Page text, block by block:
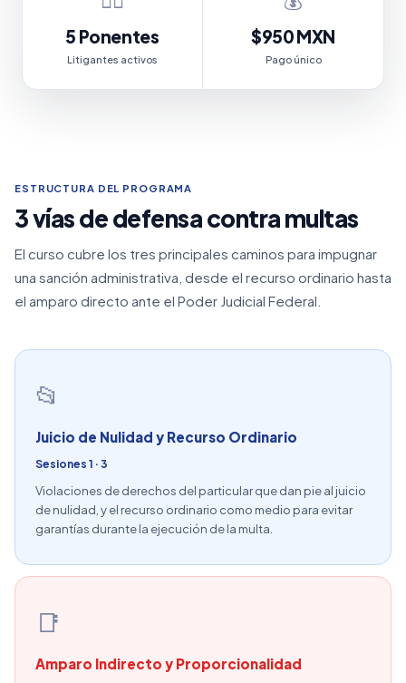
5 Ponentes
Litigantes activos
$950 MXN
Pago único
ESTRUCTURA DEL PROGRAMA
3 vías de defensa contra multas
El curso cubre los tres principales caminos para impugnar
una sanción administrativa, desde el recurso ordinario hasta
el amparo directo ante el Poder Judicial Federal.
📂
Juicio de Nulidad y Recurso Ordinario
Sesiones 1 · 3
Violaciones de derechos del particular que dan pie al juicio
de nulidad, y el recurso ordinario como medio para evitar
garantías durante la ejecución de la multa.
📑
Amparo Indirecto y Proporcionalidad